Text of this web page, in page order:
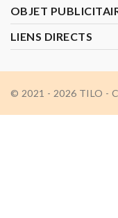
OBJET
LIENS DIRECTS
© 2021 - 2026 TILO -